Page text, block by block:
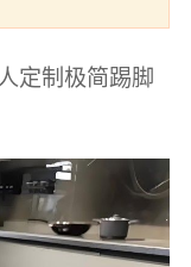
定制极简踢脚